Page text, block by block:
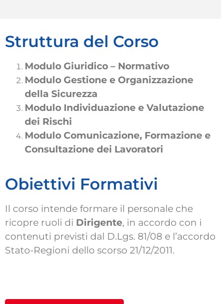
Struttura del Corso
Modulo Giuridico – Normativo
Modulo Gestione e Organizzazione
della Sicurezza
Modulo Individuazione e Valutazione
dei Rischi
Modulo Comunicazione, Formazione e
Consultazione dei Lavoratori
Obiettivi Formativi
Il corso intende formare il personale che
ricopre ruoli di Dirigente, in accordo con i
contenuti previsti dal D.Lgs. 81/08 e l’accordo
Stato-Regioni dello scorso 21/12/2011.